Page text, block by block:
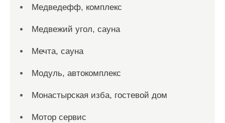
Медведефф, комплекс
Медвежий угол, сауна
Мечта, сауна
Модуль, автокомплекс
Монастырская изба, гостевой дом
Мотор сервис